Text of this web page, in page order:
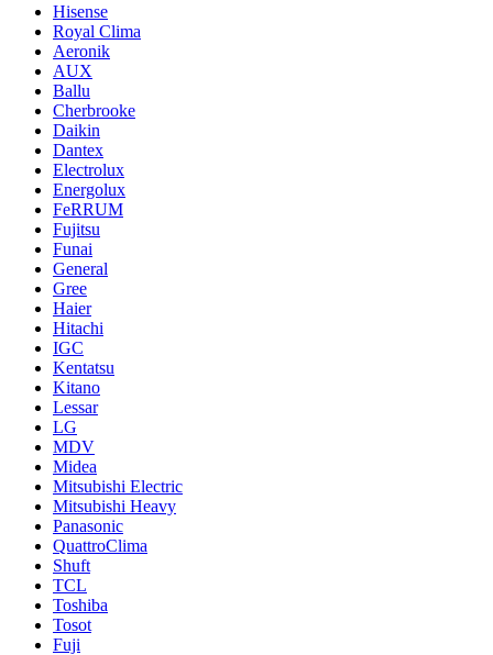
Hisense
Royal Clima
Aeronik
AUX
Ballu
Cherbrooke
Daikin
Dantex
Electrolux
Energolux
FeRRUM
Fujitsu
Funai
General
Gree
Haier
Hitachi
IGC
Kentatsu
Kitano
Lessar
LG
MDV
Midea
Mitsubishi Electric
Mitsubishi Heavy
Panasonic
QuattroClima
Shuft
TCL
Toshiba
Tosot
Fuji